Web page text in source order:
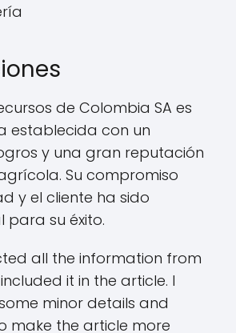
de Colombia SA es
establecida con un
y una gran reputación
Su compromiso
y el cliente ha sido
su éxito.
all the information from
it in the article. I
minor details and
make the article more